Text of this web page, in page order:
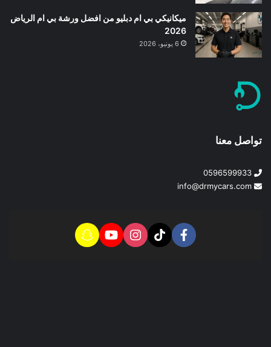
ميكانيكي بي ام دبليو من افضل ورشة بي ام الرياض
2026
6 يونيو، 2026
تواصل معنا
0596599933
info@drmycars.com